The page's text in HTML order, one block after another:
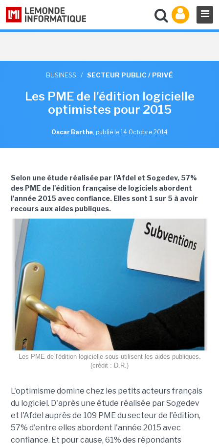
BUSINESS / SECTEUR PUBLIC / PRIVÉ
Les PME de l'édition logicielle
optimistes pour 2015
Oscar Barthe, publié le 14 Octobre 2014
Selon une étude réalisée par l'Afdel et Sogedev, 57%
des PME de l'édition française de logiciels abordent
l'année 2015 avec confiance. Elles sont 1 sur 5 à avoir
recours aux aides publiques.
Les PME de l'édition logicielle sous-utilisent les aides publiques.
(crédit : D.R.)
L'optimisme domine chez les petits acteurs français
du logiciel. D'après une étude réalisée par Sogedev
et l'Afdel auprès de 109 PME du secteur de l'édition,
57% d'entre elles abordent l'année 2015 avec
confiance. Et pour cause, 61% des répondants